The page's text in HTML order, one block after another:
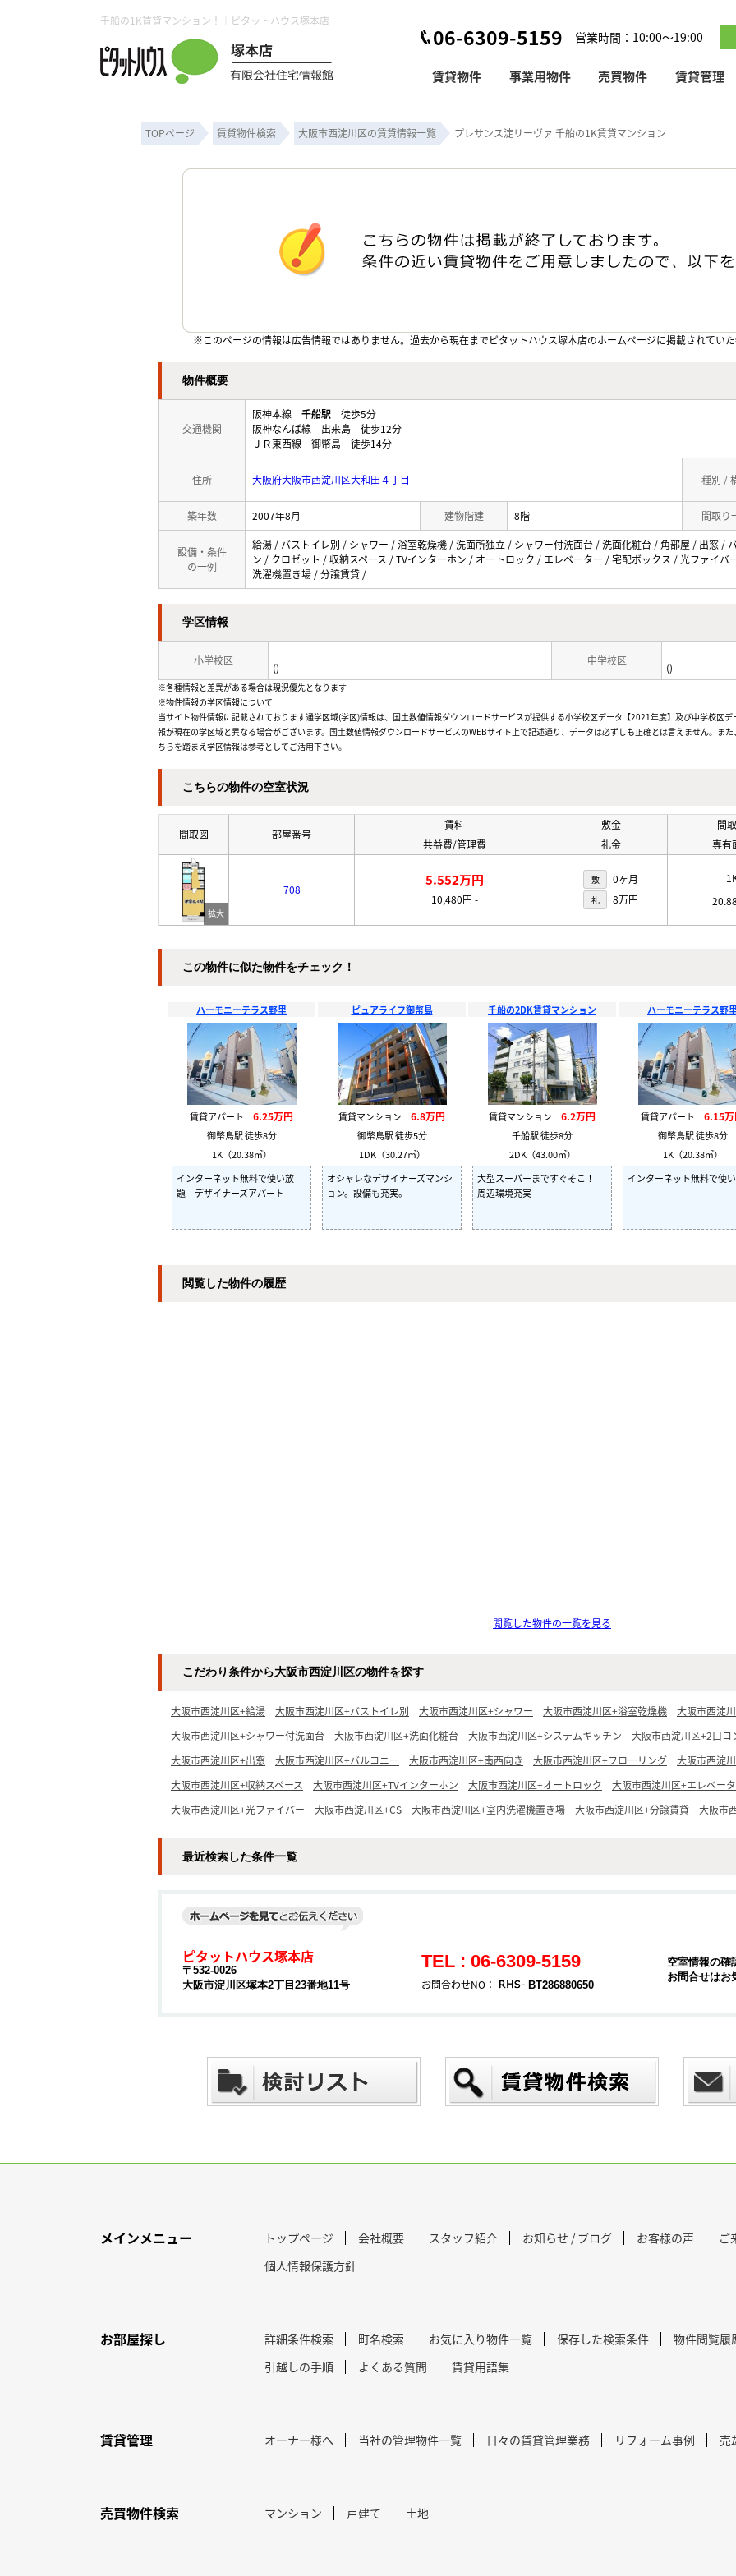
千船の1K賃貸マンション！｜ピタットハウス塚本店
06-6309-5159 営業時間：10:00～19:00
賃貸物件 事業用物件 売買物件 賃貸管理
TOPページ 賃貸物件検索 大阪市西淀川区の賃貸情報一覧 プレサンス淀リーヴァ 千船の1K賃貸マンション
※このページの情報は広告情報ではありません。過去から現在までピタットハウス塚本店のホームぺージに掲載されていた
物件概要
交通機関
阪神本線 千船駅 徒歩5分
阪神なんば線 出来島 徒歩12分
ＪＲ東西線 御幣島 徒歩14分
住所 大阪府大阪市西淀川区大和田４丁目 種別 /
築年数 2007年8月 建物階建 8階 間取り
設備・条件
の一例
給湯 / バストイレ別 / シャワー / 浴室乾燥機 / 洗面所独立 / シャワー付洗面台 / 洗面化粧台 / 角部屋 / 出窓 /
ン / クロゼット / 収納スペース / TVインターホン / オートロック / エレベーター / 宅配ボックス / 光ファイ
洗濯機置き場 / 分譲賃貸 /
学区情報
小学校区
()
中学校区
()
※各種情報と差異がある場合は現況優先となります
※物件情報の学区情報について
当サイト物件情報に記載されております通学区域(学区)情報は、国土数値情報ダウンロードサービスが提供する小学校区データ【2021年度】及び中学校区
報が現在の学区域と異なる場合がございます。国土数値情報ダウンロードサービスのWEBサイト上で記述通り、データは必ずしも正確とは言えません。ま
ちらを踏まえ学区情報は参考としてご活用下さい。
こちらの物件の空室状況
間取図 部屋番号
賃料
共益費/管理費
敷金
礼金
間
専有
708
5.552万円
10,480円 -
敷 0ヶ月
礼 8万円
この物件に似た物件をチェック！
ハーモニーテラス野里
賃貸アパート 6.25万円
御幣島駅 徒歩8分
1K（20.38㎡）
インターネット無料で使い放
題 デザイナーズアパート
ピュアライフ御幣島
賃貸マンション 6.8万円
御幣島駅 徒歩5分
1DK（30.27㎡）
オシャレなデザイナーズマンシ
ョン。設備も充実。
千船の2DK賃貸マンション
賃貸マンション 6.2万円
千船駅 徒歩8分
2DK（43.00㎡）
大型スーパーまですぐそこ！
周辺環境充実
ハーモニーテラス野里
賃貸アパート 6.15万
御幣島駅 徒歩8分
1K（20.38㎡）
インターネット無料で使
閲覧した物件の履歴
閲覧した物件の一覧を見る
こだわり条件から大阪市西淀川区の物件を探す
大阪市西淀川区+給湯 大阪市西淀川区+バストイレ別 大阪市西淀川区+シャワー 大阪市西淀川区+浴室乾燥機
大阪市西淀
大阪市西淀川区+シャワー付洗面台
大阪市西淀川区+洗面化粧台 大阪市西淀川区+システムキッチン 大阪市西淀川区+2口コ
大阪市西淀川区+出窓
大阪市西淀川区+バルコニー 大阪市西淀川区+南西向き 大阪市西淀川区+フローリング 大阪市西淀
大阪市西淀川区+収納スペース
大阪市西淀川区+TVインターホン 大阪市西淀川区+オートロック 大阪市西淀川区+エレベー
大阪市西淀川区+光ファイバー
大阪市西淀川区+CS 大阪市西淀川区+室内洗濯機置き場 大阪市西淀川区+分譲賃貸 大阪市
最近検索した条件一覧
ピタットハウス塚本店
〒532-0026
大阪市淀川区塚本2丁目23番地11号
TEL : 06-6309-5159
お問合わせNO： BT286880650
空室情報の確
お問合せはお
メインメニュー トップページ 会社概要 スタッフ紹介 お知らせ / ブログ お客様の声 ご
個人情報保護方針
お部屋探し 詳細条件検索 町名検索 お気に入り物件一覧 保存した検索条件 物件閲覧履
引越しの手順
よくある質問 賃貸用語集
賃貸管理 オーナー様へ 当社の管理物件一覧 日々の賃貸管理業務 リフォーム事例 売
売買物件検索 マンション 戸建て 土地